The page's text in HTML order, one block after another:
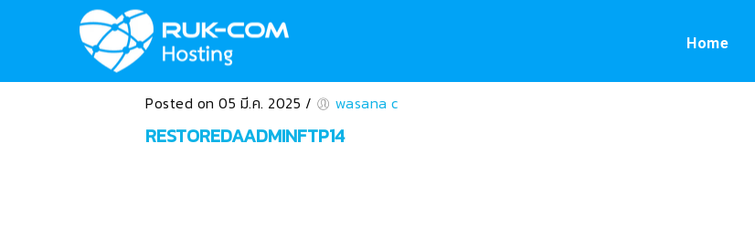
Home
Posted on 05 มี.ค. 2025 / wasana c
RESTOREDAADMINFTP14